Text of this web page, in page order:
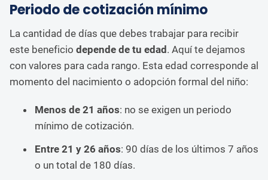
Periodo de cotización mínimo
La cantidad de días que debes trabajar para recibir
este beneficio depende de tu edad . Aquí te dejamos
con valores para cada rango. Esta edad corresponde al
momento del nacimiento o adopción formal del niño:
Menos de 21 años: no se exigen un periodo
mínimo de cotización.
Entre 21 y 26 años: 90 días de los últimos 7 años
o un total de 180 días.